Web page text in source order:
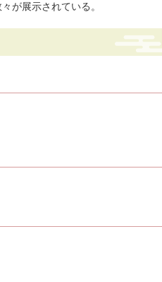
が展示されている。